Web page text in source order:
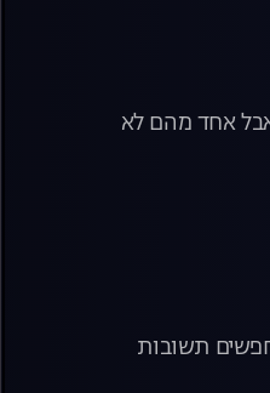
אחד מהם לא
תשובות